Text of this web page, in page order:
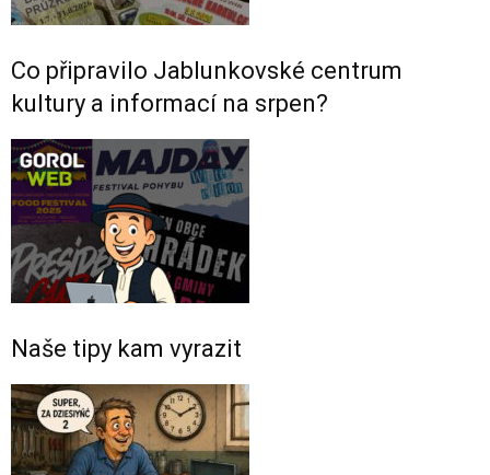
Co připravilo Jablunkovské centrum
kultury a informací na srpen?
Naše tipy kam vyrazit